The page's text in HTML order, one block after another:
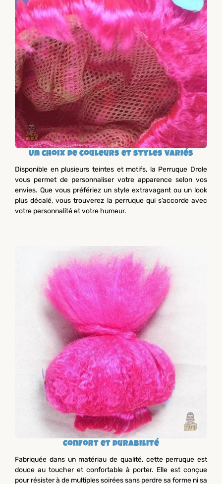
Un choix de couleurs et styles variés
Disponible en plusieurs teintes et motifs, la Perruque Drole
vous permet de personnaliser votre apparence selon vos
envies. Que vous préfériez un style extravagant ou un look
plus décalé, vous trouverez la perruque qui s’accorde avec
votre personnalité et votre humeur.
Confort et durabilité
Fabriquée dans un matériau de qualité, cette perruque est
douce au toucher et confortable à porter. Elle est conçue
pour résister à de multiples soirées sans perdre sa forme ni sa